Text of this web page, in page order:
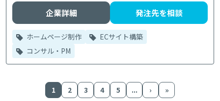
企業詳細 発注先を相談
ホームページ制作
ECサイト構築
コンサル・PM
1 2 3 4 5 ... › »